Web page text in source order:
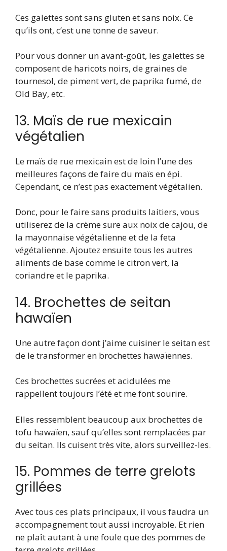
Ces galettes sont sans gluten et sans noix. Ce
qu’ils ont, c’est une tonne de saveur.
Pour vous donner un avant-goût, les galettes se
composent de haricots noirs, de graines de
tournesol, de piment vert, de paprika fumé, de
Old Bay, etc.
13. Maïs de rue mexicain
végétalien
Le maïs de rue mexicain est de loin l’une des
meilleures façons de faire du maïs en épi.
Cependant, ce n’est pas exactement végétalien.
Donc, pour le faire sans produits laitiers, vous
utiliserez de la crème sure aux noix de cajou, de
la mayonnaise végétalienne et de la feta
végétalienne. Ajoutez ensuite tous les autres
aliments de base comme le citron vert, la
coriandre et le paprika.
14. Brochettes de seitan
hawaïen
Une autre façon dont j’aime cuisiner le seitan est
de le transformer en brochettes hawaïennes.
Ces brochettes sucrées et acidulées me
rappellent toujours l’été et me font sourire.
Elles ressemblent beaucoup aux brochettes de
tofu hawaïen, sauf qu’elles sont remplacées par
du seitan. Ils cuisent très vite, alors surveillez-les.
15. Pommes de terre grelots
grillées
Avec tous ces plats principaux, il vous faudra un
accompagnement tout aussi incroyable. Et rien
ne plaît autant à une foule que des pommes de